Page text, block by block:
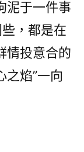
于一件事
，都是在
情投意合的
之焰”一向